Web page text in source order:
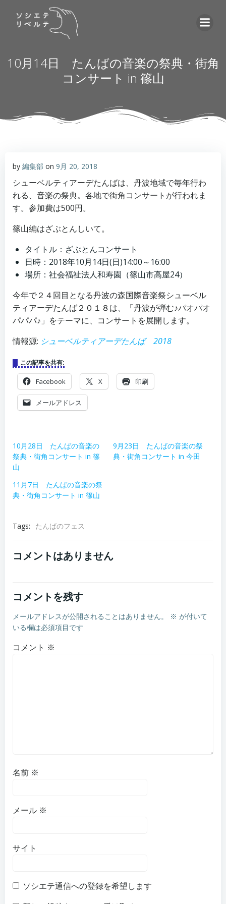
へ
ス
プ
10月14日 たんばの音楽の祭典・街角
コンサート in 篠山
by 編集部 on 9月 20, 2018
シューベルティアーデたんばは、丹波地域で毎年行わ
れる、音楽の祭典。各地で街角コンサートが行われま
す。参加費は500円。
篠山編はざぶとんしいて。
タイトル：ざぶとんコンサート
日時：2018年10月14日(日)14:00～16:00
場所：社会福祉法人和寿園（篠山市高屋24）
今年で２４回目となる丹波の森国際音楽祭シューベル
ティアーデたんば２０１８は、「丹波が弾む♪パオパオ
パパパ♪」をテーマに、コンサートを展開します。
情報源: シューベルティアーデたんば 2018
この記事を共有:
Facebook X 印刷
メールアドレス
10月28日 たんばの音楽の
祭典・街角コンサート in 篠
山
9月23日 たんばの音楽の祭
典・街角コンサート in 今田
11月7日 たんばの音楽の祭
典・街角コンサート in 篠山
Tags: たんばのフェス
コメントはありません
コメントを残す
メールアドレスが公開されることはありません。 ※ が付いて
いる欄は必須項目です
コメント ※
名前 ※
メール ※
サイト
ソシエテ通信への登録を希望します